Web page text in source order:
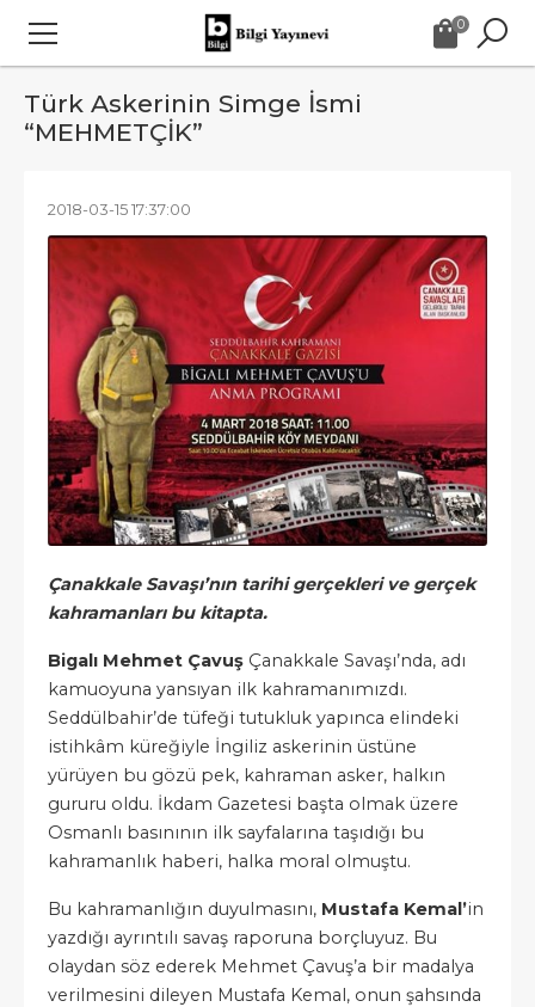
0
Türk Askerinin Simge İsmi
“MEHMETÇİK”
2018-03-15 17:37:00
Çanakkale Savaşı’nın tarihi gerçekleri ve gerçek
kahramanları bu kitapta.
Bigalı Mehmet Çavuş Çanakkale Savaşı’nda, adı
kamuoyuna yansıyan ilk kahramanımızdı.
Seddülbahir’de tüfeği tutukluk yapınca elindeki
istihkâm küreğiyle İngiliz askerinin üstüne
yürüyen bu gözü pek, kahraman asker, halkın
gururu oldu. İkdam Gazetesi başta olmak üzere
Osmanlı basınının ilk sayfalarına taşıdığı bu
kahramanlık haberi, halka moral olmuştu.
Bu kahramanlığın duyulmasını, Mustafa Kemal’in
yazdığı ayrıntılı savaş raporuna borçluyuz. Bu
olaydan söz ederek Mehmet Çavuş’a bir madalya
verilmesini dileyen Mustafa Kemal, onun şahsında